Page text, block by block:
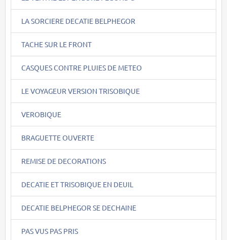
LA SORCIERE DECATIE BELPHEGOR
TACHE SUR LE FRONT
CASQUES CONTRE PLUIES DE METEO
LE VOYAGEUR VERSION TRISOBIQUE
VEROBIQUE
BRAGUETTE OUVERTE
REMISE DE DECORATIONS
DECATIE ET TRISOBIQUE EN DEUIL
DECATIE BELPHEGOR SE DECHAINE
PAS VUS PAS PRIS